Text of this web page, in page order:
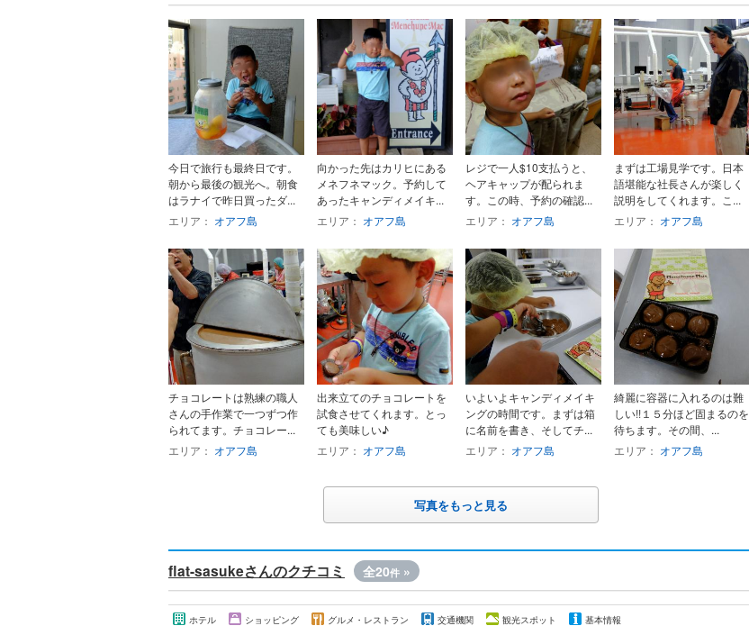
今日で旅行も最終日です。
朝から最後の観光へ。朝食
はラナイで昨日買ったダ...
エリア： オアフ島
向かった先はカリヒにある
メネフネマック。予約して
あったキャンディメイキ...
エリア： オアフ島
レジで一人$10支払うと、
ヘアキャップが配られま
す。この時、予約の確認...
エリア： オアフ島
まずは工場見学です。日本
語堪能な社長さんが楽しく
説明をしてくれます。こ...
エリア： オアフ島
チョコレートは熟練の職人
さんの手作業で一つずつ作
られてます。チョコレー...
エリア： オアフ島
出来立てのチョコレートを
試食させてくれます。とっ
ても美味しい♪
エリア： オアフ島
いよいよキャンディメイキ
ングの時間です。まずは箱
に名前を書き、そしてチ...
エリア： オアフ島
綺麗に容器に入れるのは難
しい!!１５分ほど固まるのを
待ちます。その間、...
エリア： オアフ島
写真をもっと見る
flat-sasukeさんのクチコミ 全20件 »
ホテル ショッピング グルメ・レストラン 交通機関 観光スポット 基本情報